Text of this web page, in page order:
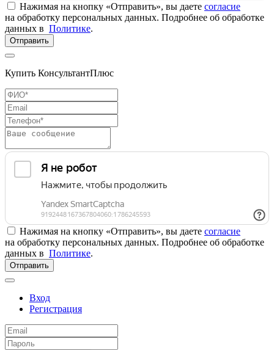
Нажимая на кнопку «Отправить», вы даете согласие
на обработку персональных данных. Подробнее об обработке
данных в Политике.
Отправить
Купить КонсультантПлюс
Нажимая на кнопку «Отправить», вы даете согласие
на обработку персональных данных. Подробнее об обработке
данных в Политике.
Отправить
Вход
Регистрация